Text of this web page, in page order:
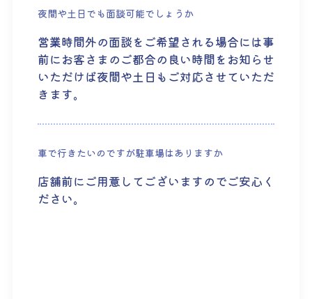
夜間や土日でも面談可能でしょうか
営業時間外の面談をご希望される場合には事
前にお客さまのご都合の良い時間をお知らせ
いただけば夜間や土日もご対応させていただ
きます。
車で行きたいのですが駐車場はありますか
店舗前にご用意してございますのでご安心く
ださい。